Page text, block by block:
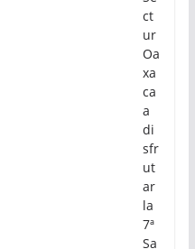
ct
ur
Oa
xa
ca
a
di
sfr
ut
ar
la
7ª
Sa